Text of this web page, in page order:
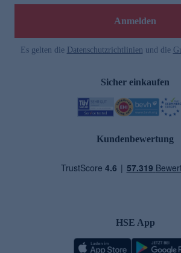
Anmelden
Es gelten die Datenschutzrichtlinien und die
Sicher einkaufen
Kundenbewertung
HSE App